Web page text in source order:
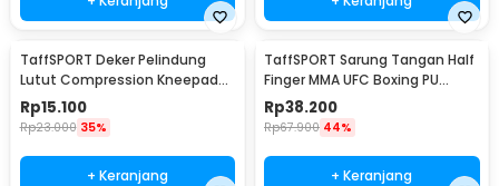
TaffSPORT Deker Pelindung
Lutut Compression Kneepad
Gym Fitness 1 PCS XL - SS7
Rp15.100
Rp23.000 35%
+ Keranjang
TaffSPORT Sarung Tangan Half
Finger MMA UFC Boxing PU
Leather Gloves - FE-BO0027
Rp38.200
Rp67.900 44%
+ Keranjang